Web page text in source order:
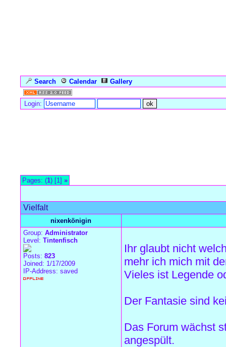
Search Calendar
Gallery
Login:
Pages: (1) [1] »
Vielfalt
nixenkönigin
Group: Administrator
Level: Tintenfisch
Posts: 823
Joined: 1/17/2009
IP-Address: saved
Ihr glaubt nicht
mehr ich mich mit
Vieles ist Legende
Der Fantasie sind
Das Forum wächst
angespült.